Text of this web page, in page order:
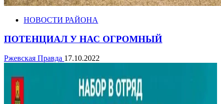
НОВОСТИ РАЙОНА
ПОТЕНЦИАЛ У НАС ОГРОМНЫЙ
Ржевская Правда 17.10.2022